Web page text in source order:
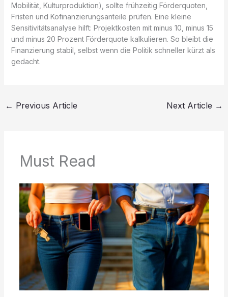
Mobilität, Kulturproduktion), sollte frühzeitig Förderquoten,
Fristen und Kofinanzierungsanteile prüfen. Eine kleine
Sensitivitätsanalyse hilft: Projektkosten mit minus 10, minus 15
und minus 20 Prozent Förderquote kalkulieren. So bleibt die
Finanzierung stabil, selbst wenn die Politik schneller kürzt als
gedacht.
← Previous Article Next Article →
Must Read